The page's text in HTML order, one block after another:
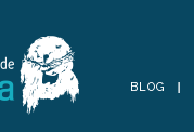
BLOG